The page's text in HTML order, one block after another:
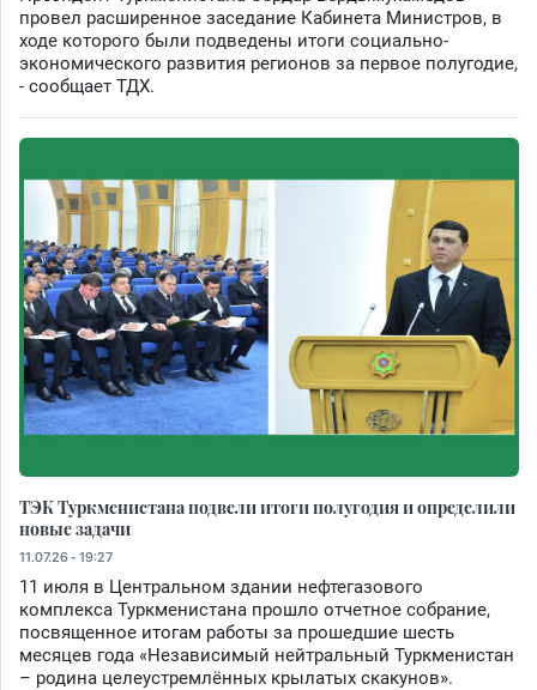
провел расширенное заседание Кабинета Министров, в
ходе которого были подведены итоги социально-
экономического развития регионов за первое полугодие,
- сообщает ТДХ.
ТЭК Туркменистана подвели итоги полугодия и определили
новые задачи
11.07.26 - 19:27
11 июля в Центральном здании нефтегазового
комплекса Туркменистана прошло отчетное собрание,
посвященное итогам работы за прошедшие шесть
месяцев года «Независимый нейтральный Туркменистан
– родина целеустремлённых крылатых скакунов».